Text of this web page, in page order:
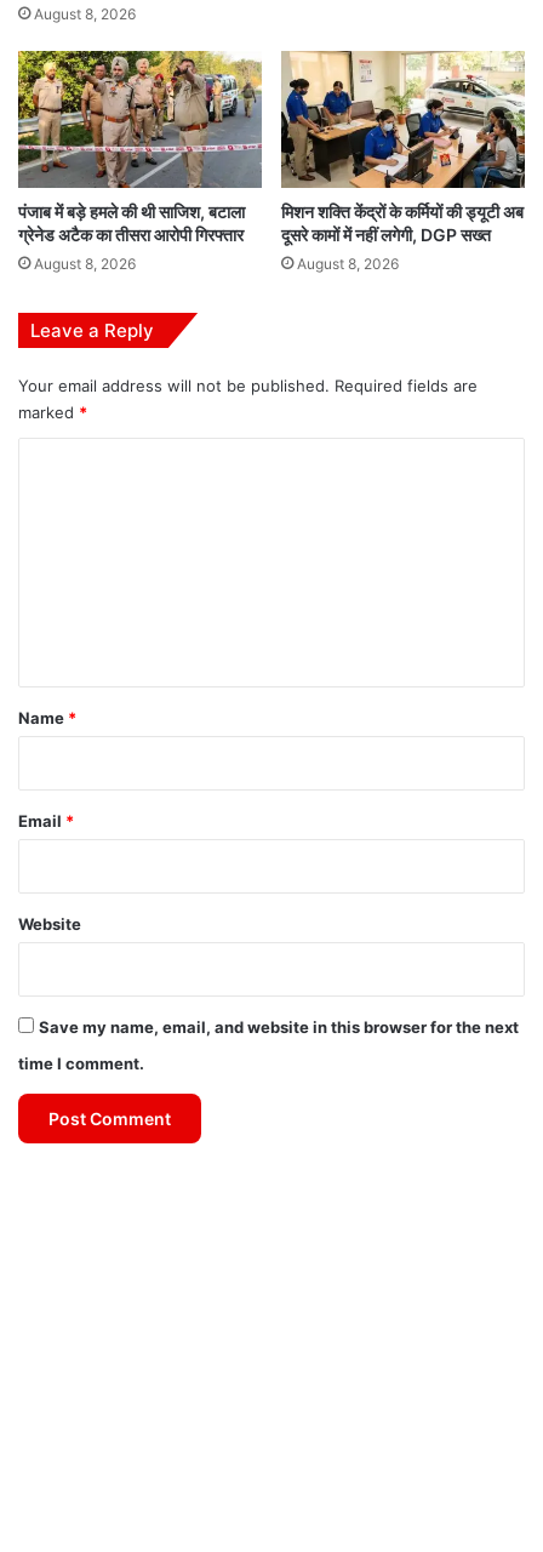
August 8, 2026
पंजाब में बड़े हमले की थी साजिश, बटाला
ग्रेनेड अटैक का तीसरा आरोपी गिरफ्तार
August 8, 2026
मिशन शक्ति केंद्रों के कर्मियों की ड्यूटी अब
दूसरे कामों में नहीं लगेगी, DGP सख्त
August 8, 2026
Leave a Reply
Your email address will not be published. Required fields are
marked *
*
Name *
Email *
Website
Save my name, email, and website in this browser for the next
time I comment.